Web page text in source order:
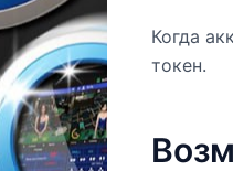
Когда
токен.